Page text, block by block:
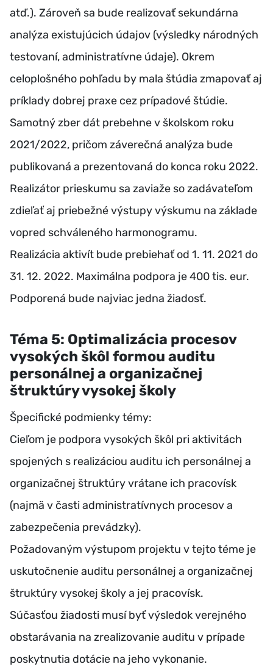
atď.). Zároveň sa bude realizovať sekundárna
analýza existujúcich údajov (výsledky národných
testovaní, administratívne údaje). Okrem
celoplošného pohľadu by mala štúdia zmapovať aj
príklady dobrej praxe cez prípadové štúdie.
Samotný zber dát prebehne v školskom roku
2021/2022, pričom záverečná analýza bude
publikovaná a prezentovaná do konca roku 2022.
Realizátor prieskumu sa zaviaže so zadávateľom
zdieľať aj priebežné výstupy výskumu na základe
vopred schváleného harmonogramu.
Realizácia aktivít bude prebiehať od 1. 11. 2021 do
31. 12. 2022. Maximálna podpora je 400 tis. eur.
Podporená bude najviac jedna žiadosť.
Téma 5: Optimalizácia procesov
vysokých škôl formou auditu
personálnej a organizačnej
štruktúry vysokej školy
Špecifické podmienky témy:
Cieľom je podpora vysokých škôl pri aktivitách
spojených s realizáciou auditu ich personálnej a
organizačnej štruktúry vrátane ich pracovísk
(najmä v časti administratívnych procesov a
zabezpečenia prevádzky).
Požadovaným výstupom projektu v tejto téme je
uskutočnenie auditu personálnej a organizačnej
štruktúry vysokej školy a jej pracovísk.
Súčasťou žiadosti musí byť výsledok verejného
obstarávania na zrealizovanie auditu v prípade
poskytnutia dotácie na jeho vykonanie.